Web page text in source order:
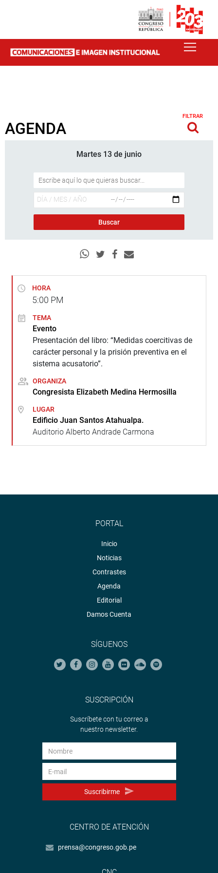
AGENDA
FILTRAR
Martes 13 de junio
HORA
5:00 PM
TEMA
Evento
Presentación del libro: “Medidas coercitivas de
carácter personal y la prisión preventiva en el
sistema acusatorio”.
ORGANIZA
Congresista Elizabeth Medina Hermosilla
LUGAR
Edificio Juan Santos Atahualpa.
Auditorio Alberto Andrade Carmona
PORTAL
Inicio
Noticias
Contrastes
Agenda
Editorial
Damos Cuenta
SÍGUENOS
SUSCRIPCIÓN
Suscríbete con tu correo a
nuestro newsletter.
Suscribirme
CENTRO DE ATENCIÓN
prensa@congreso.gob.pe